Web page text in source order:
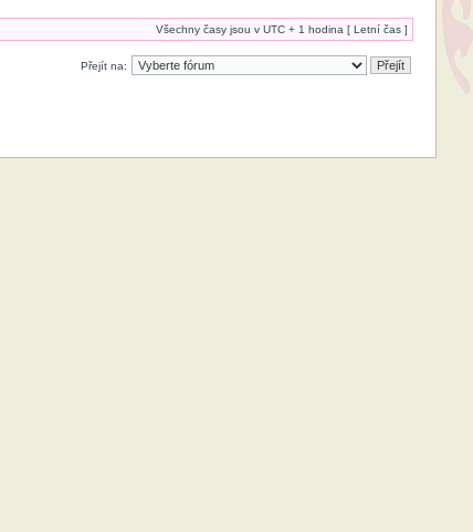
Všechny časy jsou v UTC + 1 hodina [ Letní čas ]
Přejít na: